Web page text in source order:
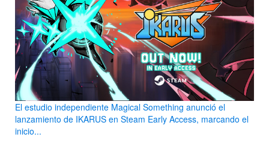
El estudio independiente Magical Something anunció el
lanzamiento de IKARUS en Steam Early Access, marcando el
inicio...